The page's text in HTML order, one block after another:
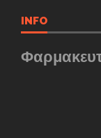
INFO